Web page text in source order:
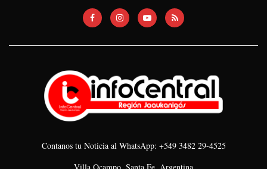
Contanos tu Noticia al WhatsApp: +549 3482 29-4525